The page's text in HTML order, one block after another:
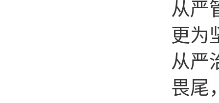
从严
更为
从严
畏尾